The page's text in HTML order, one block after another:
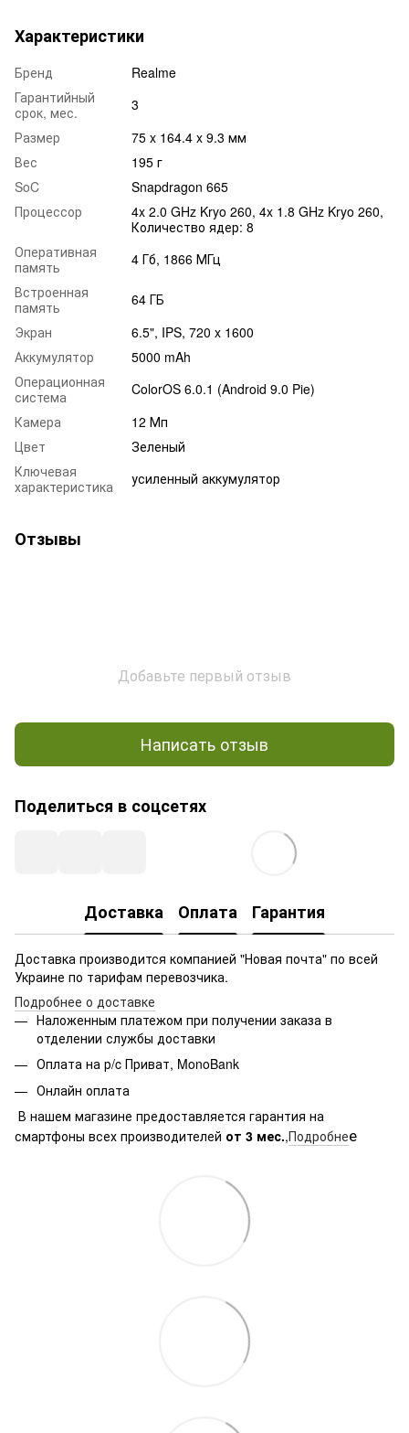
Характеристики
Бренд
Realme
Гарантийный
срок, мес.
3
Размер
75 x 164.4 x 9.3 мм
Вес
195 г
SoC
Snapdragon 665
Процессор
4x 2.0 GHz Kryo 260, 4x 1.8 GHz Kryo 260,
Количество ядер: 8
Оперативная
память
4 Гб, 1866 МГц
Встроенная
память
64 ГБ
Экран
6.5", IPS, 720 x 1600
Аккумулятор
5000 mAh
Операционная
система
ColorOS 6.0.1 (Android 9.0 Pie)
Камера
12 Мп
Цвет
Зеленый
Ключевая
характеристика
усиленный аккумулятор
Отзывы
Добавьте первый отзыв
Написать отзыв
Поделиться в соцсетях
Доставка Оплата Гарантия
Доставка производится компанией "Новая почта" по всей
Украине по тарифам перевозчика.
Подробнее о доставке
Наложенным платежом при получении заказа в
отделении службы доставки
Оплата на р/c Приват, MonoBank
Онлайн оплата
В нашем магазине предоставляется гарантия на
смартфоны всех производителей от 3 мес.,Подробнее